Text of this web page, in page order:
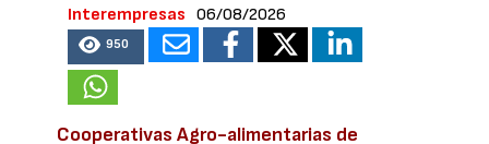
Interempresas
06/08/2026
950
Cooperativas Agro-alimentarias de